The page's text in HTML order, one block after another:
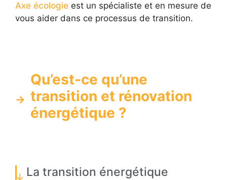
Axe écologie est un spécialiste et en mesure de
vous aider dans ce processus de transition.
Qu’est-ce qu’une
transition et rénovation
énergétique ?
La transition énergétique